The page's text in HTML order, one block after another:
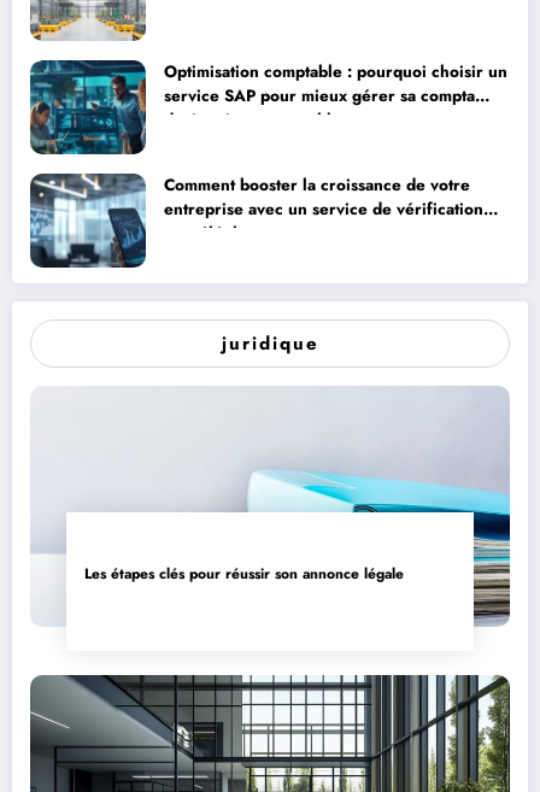
Optimisation comptable : pourquoi choisir un
service SAP pour mieux gérer sa compta
devient incontournable
Comment booster la croissance de votre
entreprise avec un service de vérification
par téléphone
juridique
Les étapes clés pour réussir son annonce légale